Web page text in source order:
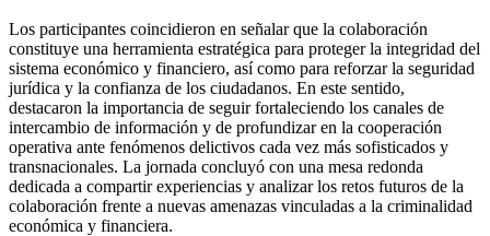
Los participantes coincidieron en señalar que la colaboración
constituye una herramienta estratégica para proteger la integridad del
sistema económico y financiero, así como para reforzar la seguridad
jurídica y la confianza de los ciudadanos. En este sentido,
destacaron la importancia de seguir fortaleciendo los canales de
intercambio de información y de profundizar en la cooperación
operativa ante fenómenos delictivos cada vez más sofisticados y
transnacionales. La jornada concluyó con una mesa redonda
dedicada a compartir experiencias y analizar los retos futuros de la
colaboración frente a nuevas amenazas vinculadas a la criminalidad
económica y financiera.